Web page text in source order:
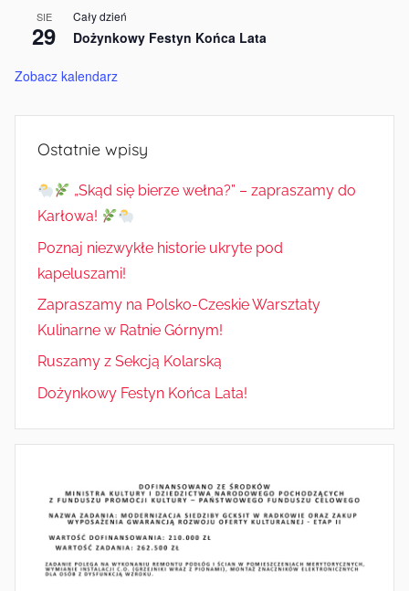
SIE
29
Cały dzień
Dożynkowy Festyn Końca Lata
Zobacz kalendarz
Ostatnie wpisy
„Skąd się bierze wełna?” – zapraszamy do
Karłowa!
Poznaj niezwykłe historie ukryte pod
kapeluszami!
Zapraszamy na Polsko-Czeskie Warsztaty
Kulinarne w Ratnie Górnym!
Ruszamy z Sekcją Kolarską
Dożynkowy Festyn Końca Lata!